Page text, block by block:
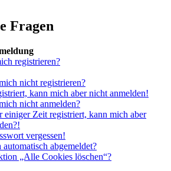
Fragen
registrieren?
nicht registrieren?
kann mich aber nicht anmelden!
nicht anmelden?
einiger Zeit registriert, kann mich aber
vergessen!
abgemeldet?
„Alle Cookies löschen“?